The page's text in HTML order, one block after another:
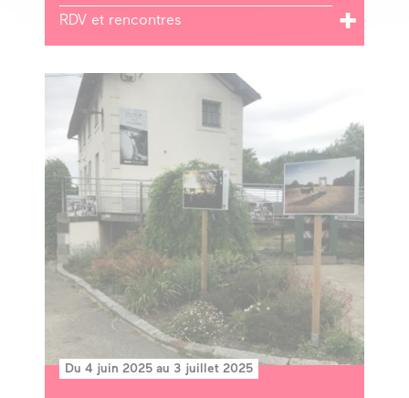
RDV et rencontres
Du 4 juin 2025 au 3 juillet 2025